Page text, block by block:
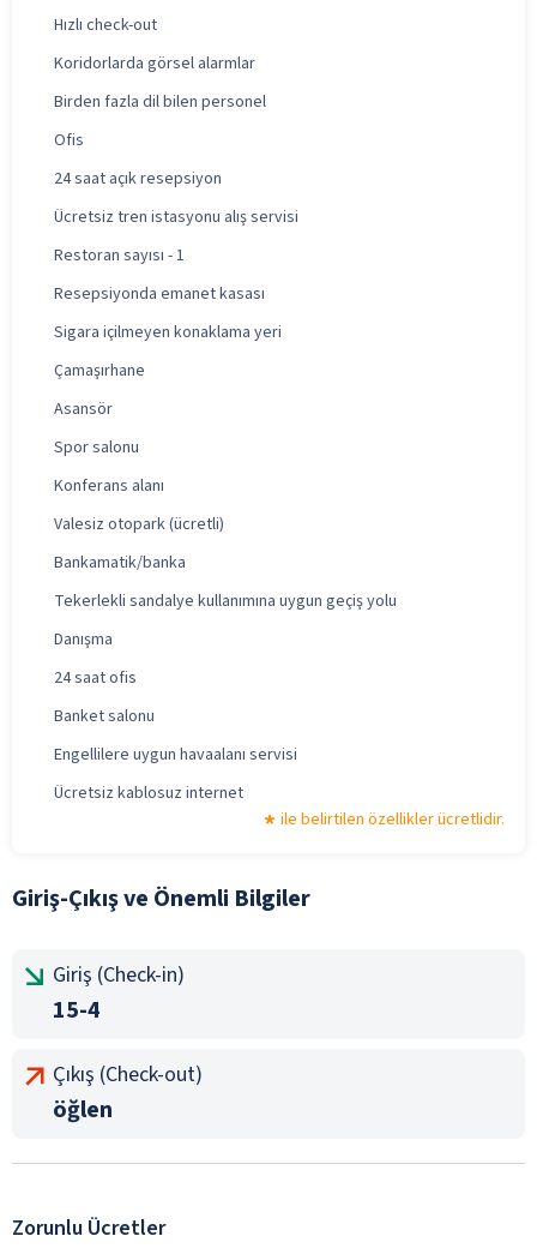
Hızlı check-out
Koridorlarda görsel alarmlar
Birden fazla dil bilen personel
Ofis
24 saat açık resepsiyon
Ücretsiz tren istasyonu alış servisi
Restoran sayısı - 1
Resepsiyonda emanet kasası
Sigara içilmeyen konaklama yeri
Çamaşırhane
Asansör
Spor salonu
Konferans alanı
Valesiz otopark (ücretli)
Bankamatik/banka
Tekerlekli sandalye kullanımına uygun geçiş yolu
Danışma
24 saat ofis
Banket salonu
Engellilere uygun havaalanı servisi
Ücretsiz kablosuz internet
ile belirtilen özellikler ücretlidir.
Giriş-Çıkış ve Önemli Bilgiler
Giriş (Check-in)
15-4
Çıkış (Check-out)
öğlen
Zorunlu Ücretler